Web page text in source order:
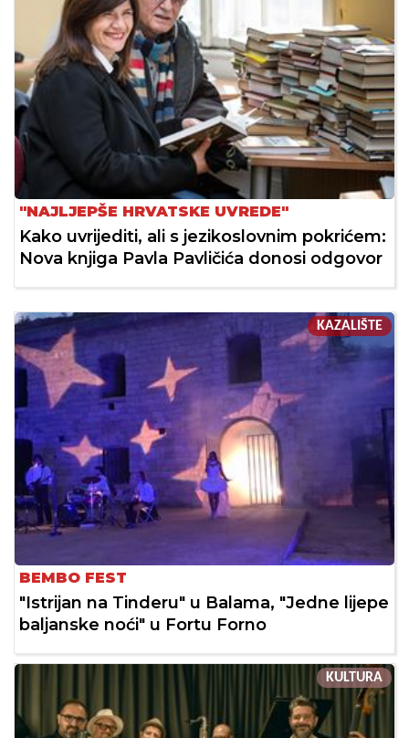
"NAJLJEPŠE HRVATSKE UVREDE"
Kako uvrijediti, ali s jezikoslovnim pokrićem:
Nova knjiga Pavla Pavličića donosi odgovor
KAZALIŠTE
BEMBO FEST
"Istrijan na Tinderu" u Balama, "Jedne lijepe
baljanske noći" u Fortu Forno
KULTURA